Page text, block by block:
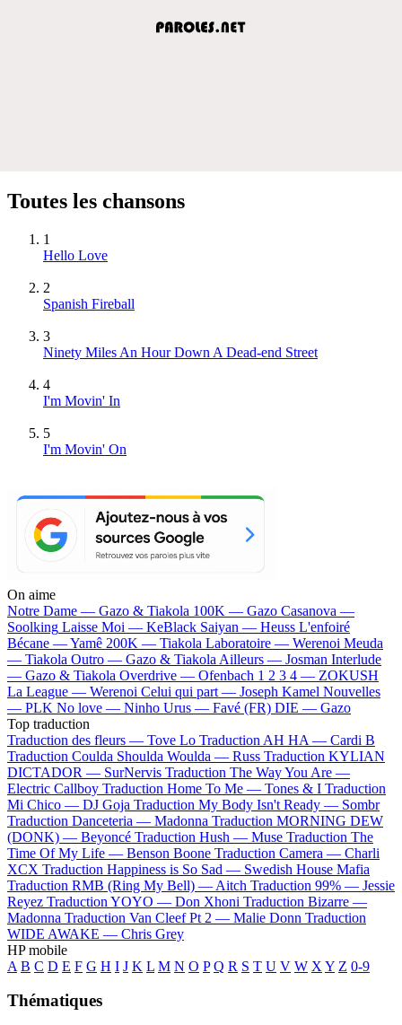
Toutes les chansons
1
Hello Love
2
Spanish Fireball
3
Ninety Miles An Hour Down A Dead-end Street
4
I'm Movin' In
5
I'm Movin' On
On aime
Notre Dame — Gazo & Tiakola 100K — Gazo Casanova —
Soolking Laisse Moi — KeBlack Saiyan — Heuss L'enfoiré
Bécane —Yamê 200K — Tiakola Laboratoire — Werenoi Meuda
— Tiakola Outro — Gazo & Tiakola Ailleurs — Josman Interlude
— Gazo & Tiakola Overdrive — Ofenbach 1 2 3 4 — ZOKUSH
La League — Werenoi Celui qui part — Joseph Kamel Nouvelles
— PLK No love — Ninho Urus — Favé (FR) DIE — Gazo
Top traduction
Traduction des fleurs — Tove Lo Traduction AH HA — Cardi B
Traduction Coulda Shoulda Woulda — Russ Traduction KYLIAN
DICTADOR — SurNervis Traduction The Way You Are —
Electric Callboy Traduction Home To Me — Tones & I Traduction
Mi Chico — DJ Goja Traduction My Body Isn't Ready — Sombr
Traduction Danceteria — Madonna Traduction MORNING DEW
(DONK) — Beyoncé Traduction Hush — Muse Traduction The
Time Of My Life — Benson Boone Traduction Camera — Charli
XCX Traduction Happiness is So Sad — Swedish House Mafia
Traduction RMB (Ring My Bell) — Aitch Traduction 99% — Jessie
Reyez Traduction YOYO — Don Xhoni Traduction Bizarre —
Madonna Traduction Van Cleef Pt 2 — Malie Donn Traduction
WIDE AWAKE — Chris Grey
HP mobile
A B C D E F G H I J K L M N O P Q R S T U V W X Y Z 0-9
Thématiques